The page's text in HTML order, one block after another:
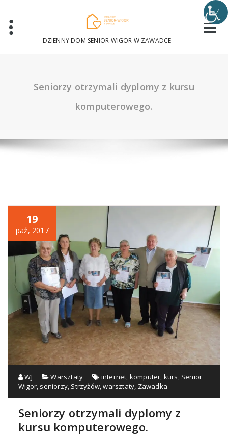
content
DZIENNY DOM SENIOR-WIGOR W ZAWADCE
Seniorzy otrzymali dyplomy z kursu
komputerowego.
19
paź, 2017
WJ Warsztaty internet komputer kurs Senior
Wigor seniorzy Strzyżów ,warsztaty Zawadka
Seniorzy otrzymali dyplomy z
kursu komputerowego.